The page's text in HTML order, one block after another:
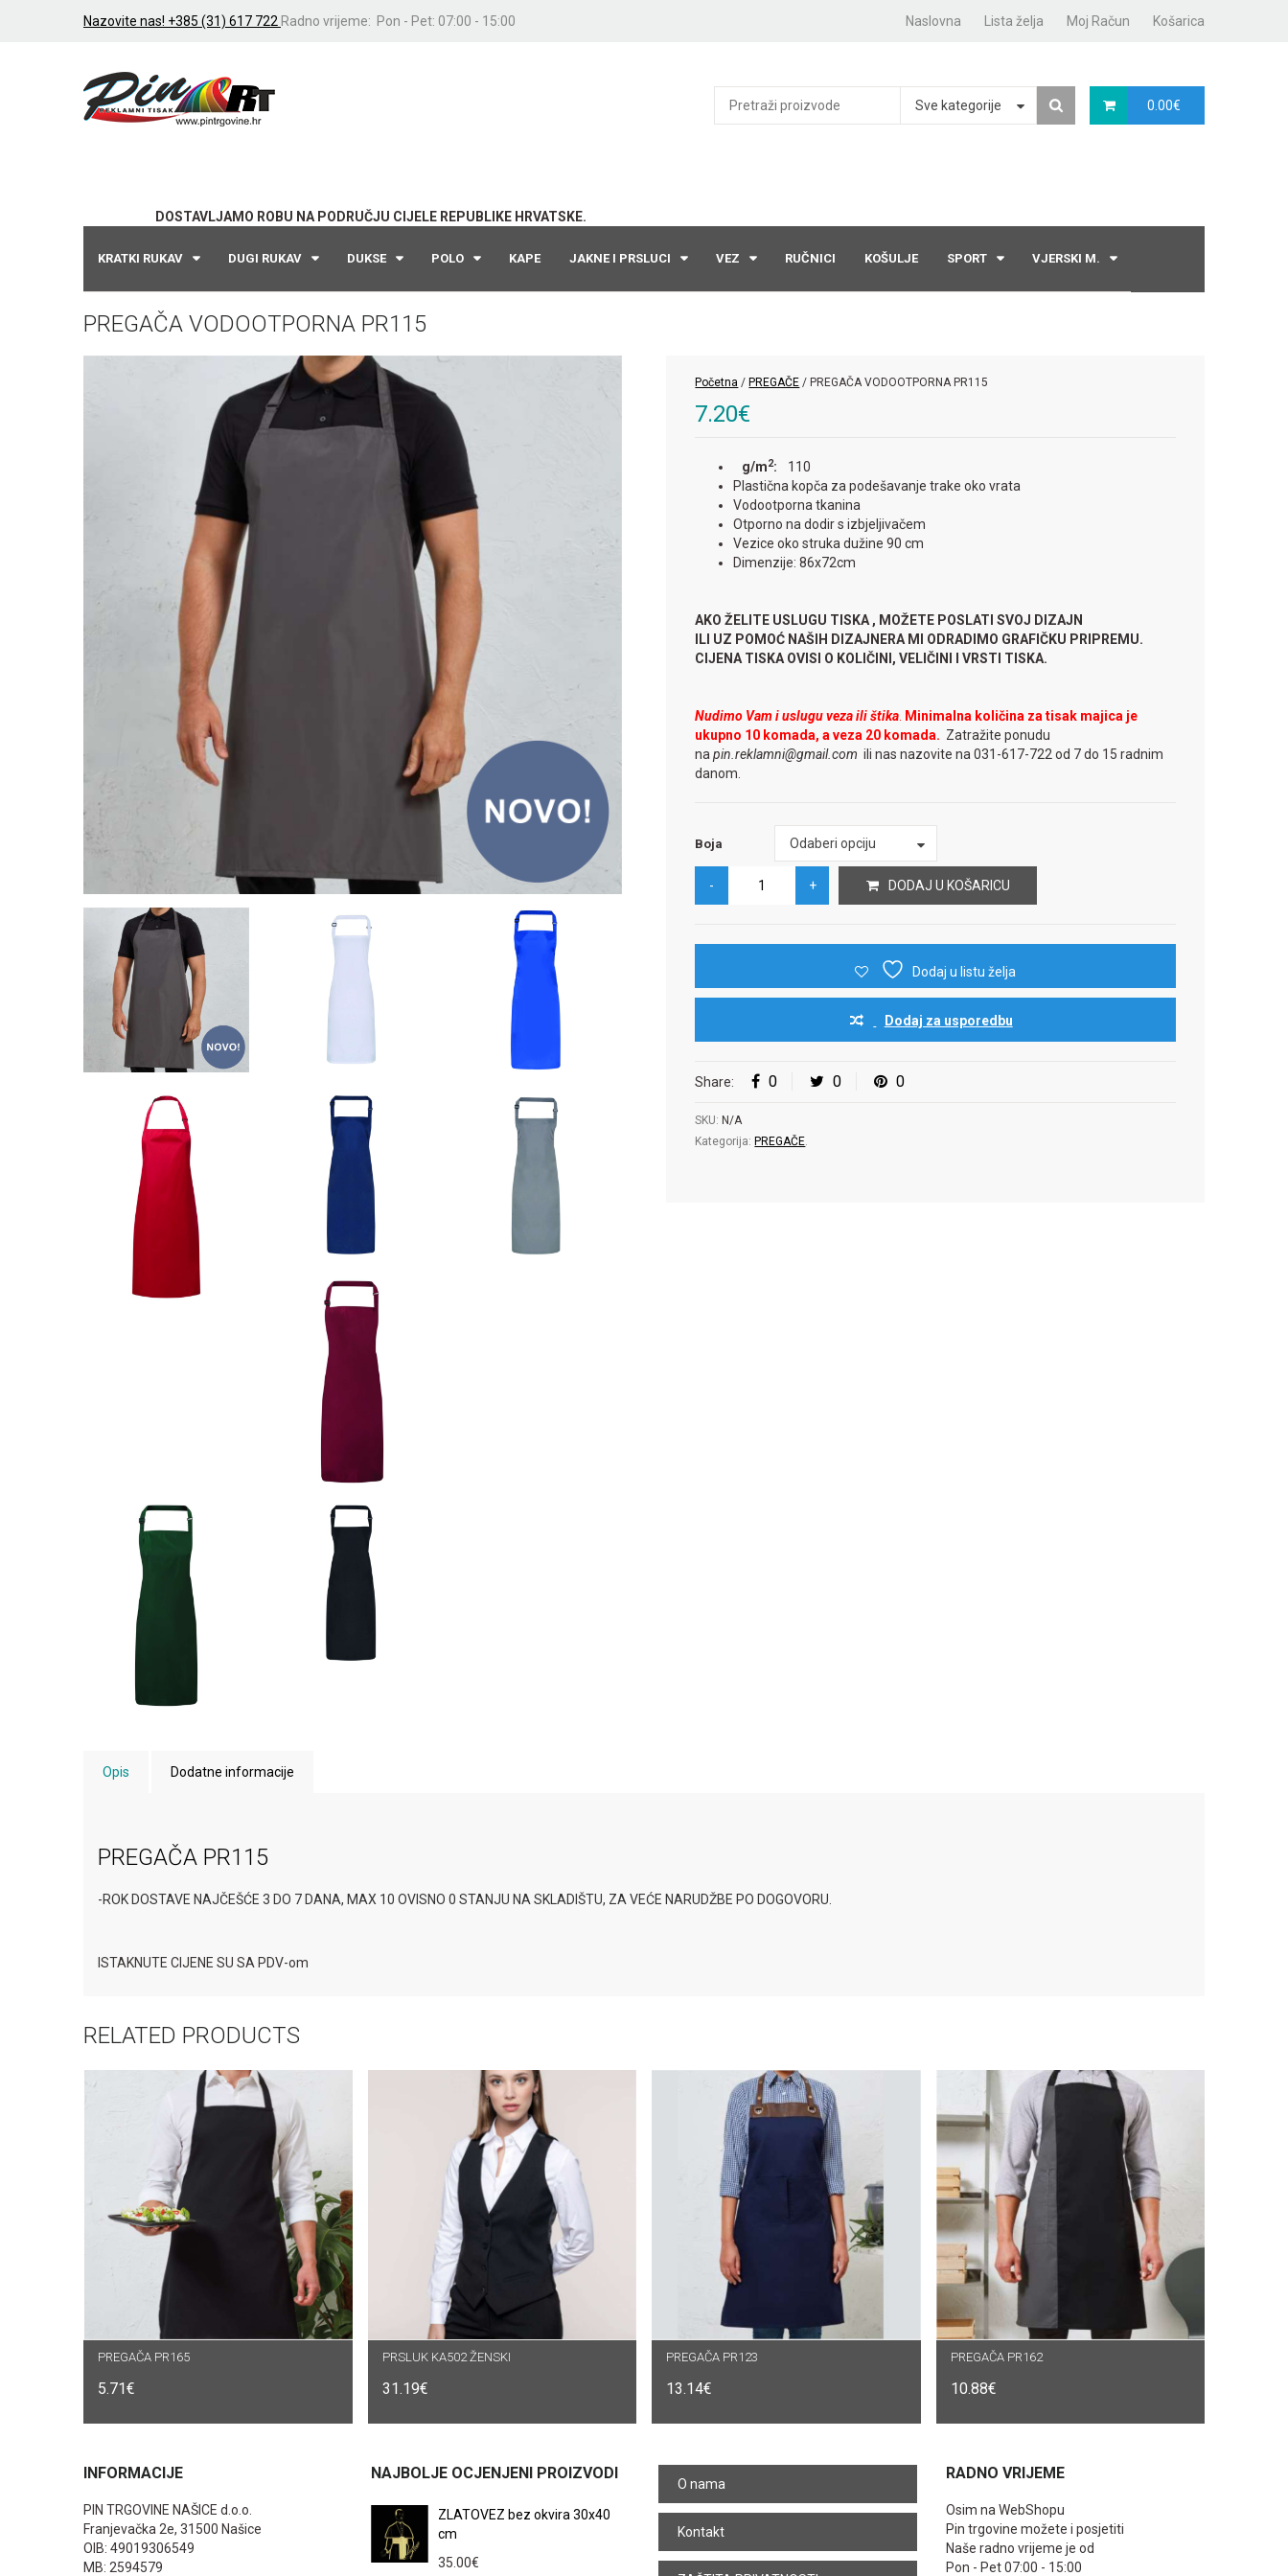
Nazovite nas! +385 (31) 617 722 Radno vrijeme: Pon - Pet: 07:00 - 15:00 Naslovna Lista želja Moj Račun Košarica
DOSTAVLJAMO ROBU NA PODRUČJU CIJELE REPUBLIKE HRVATSKE.
0.00€
Sve kategorije
KRATKI RUKAV DUGI RUKAV DUKSE POLO KAPE JAKNE I PRSLUCI VEZ RUČNICI KOŠULJE SPORT VJERSKI M.
PREGAČA VODOOTPORNA PR115
Početna / PREGAČE / PREGAČA VODOOTPORNA PR115
7.20€
g/m2:
110
Plastična kopča za podešavanje trake oko vrata
Vodootporna tkanina
Otporno na dodir s izbjeljivačem
Vezice oko struka dužine 90 cm
Dimenzije: 86x72cm
AKO ŽELITE USLUGU TISKA , MOŽETE POSLATI SVOJ DIZAJN
ILI UZ POMOĆ NAŠIH DIZAJNERA MI ODRADIMO GRAFIČKU PRIPREMU.
CIJENA TISKA OVISI O KOLIČINI, VELIČINI I VRSTI TISKA.
Nudimo Vam i uslugu veza ili štika Minimalna količina za tisak majica je
ukupno 10 komada, a veza 20 komada. Zatražite ponudu
napin.reklamni@gmail.com ili nas nazovite na 031-617-722 od 7 do 15 radnim
danom.
Boja Odaberi opciju
Boja
DODAJ U KOŠARICU
Dodaj u listu želja
Dodaj za usporedbu
Share: 0 0 0
SKU: N/A
Kategorija: PREGAČE.
Opis Dodatne informacije
PREGAČA PR115
-ROK DOSTAVE NAJČEŠĆE 3 DO 7 DANA, MAX 10 OVISNO 0 STANJU NA SKLADIŠTU, ZA VEĆE NARUDŽBE PO DOGOVORU.
ISTAKNUTE CIJENE SU SA PDV-om
RELATED PRODUCTS
PREGAČA PR165
5.71€
ODABERI OPCIJE PRSLUK KA502 ŽENSKI
31.19€
ODABERI OPCIJE PREGAČA PR123
13.14€
ODABERI OPCIJE PREGAČA PR162
10.88€
ODABERI OPCIJE
INFORMACIJE
PIN TRGOVINE NAŠICE d.o.o.
Franjevačka 2e, 31500 Našice
OIB: 49019306549
MB: 2594579
NAJBOLJE OCJENJENI PROIZVODI
ZLATOVEZ bez okvira 30x40
cm
35.00€
O nama
Kontakt
RADNO VRIJEME
Osim na WebShopu
Pin trgovine možete i posjetiti
Naše radno vrijeme je od
Pon - Pet 07:00 - 15:00